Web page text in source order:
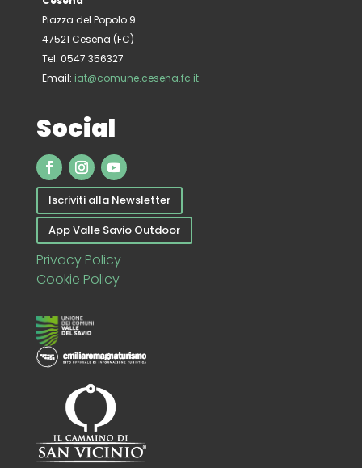
Piazza del Popolo 9
47521 Cesena (FC)
Tel: 0547 356327
Email: iat@comune.cesena.fc.it
Social
Iscriviti alla Newsletter
App Valle Savio Outdoor
Privacy Policy
Cookie Policy